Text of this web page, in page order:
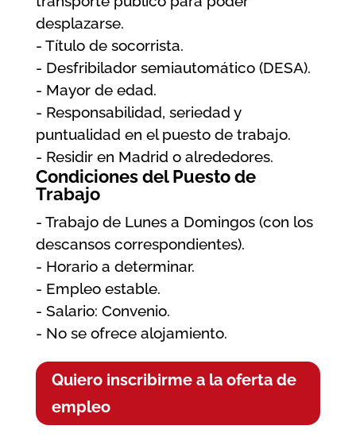
desplazarse.
- Título de socorrista.
- Desfribilador semiautomático (DESA).
- Mayor de edad.
- Responsabilidad, seriedad y
puntualidad en el puesto de trabajo.
- Residir en Madrid o alrededores.
Condiciones del Puesto de
Trabajo
- Trabajo de Lunes a Domingos (con los
descansos correspondientes).
- Horario a determinar.
- Empleo estable.
- Salario: Convenio.
- No se ofrece alojamiento.
Quiero inscribirme a la oferta de
empleo